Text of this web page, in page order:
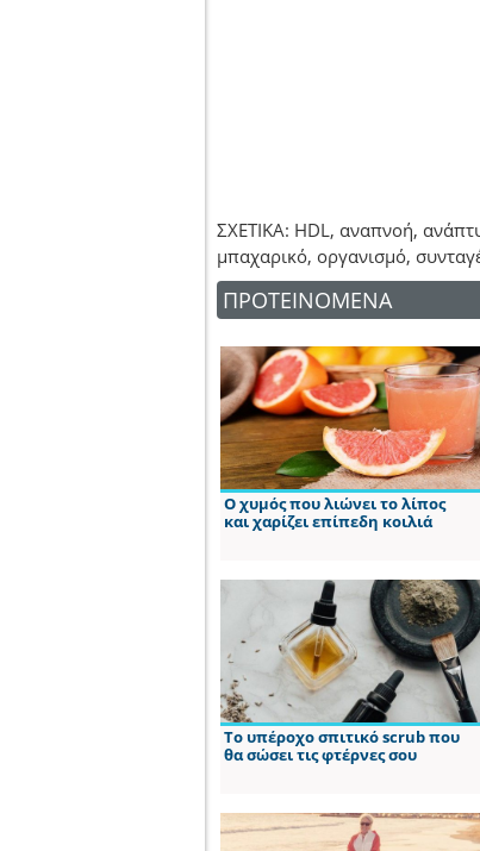
ΣΧΕΤΙΚΑ: HDL, αναπνοή,
μπαχαρικό, οργανισμό,
ΠΡΟΤΕΙΝΟΜΕΝΑ
Ο χυμός που λιώνει το λίπος
και χαρίζει επίπεδη κοιλιά
Το υπέροχο σπιτικό scrub που
θα σώσει τις φτέρνες σου